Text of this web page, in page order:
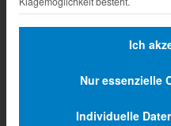
Ich
Nur essenzielle
Individuelle